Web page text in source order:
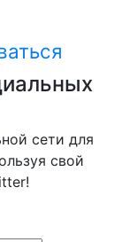
сети для
свой